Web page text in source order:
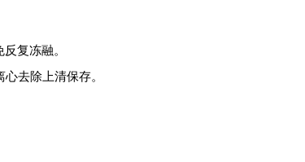
复冻融。
去除上清保存。